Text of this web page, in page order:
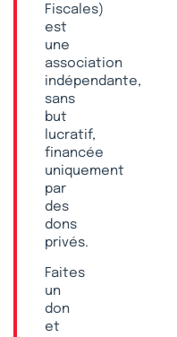
Fiscales)
est
une
association
indépendante,
sans
but
lucratif,
financée
uniquement
par
des
dons
privés.
Faites
un
don
et